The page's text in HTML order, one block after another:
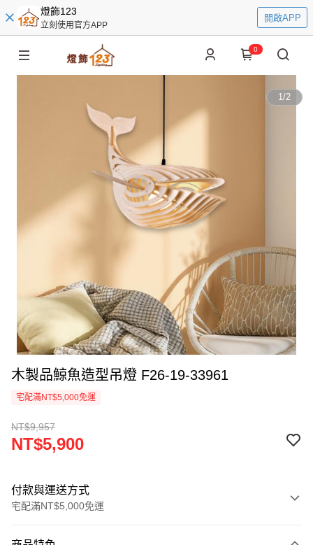
燈飾123
立刻使用官方APP
開啟APP
0
1/2
木製品鯨魚造型吊燈 F26-19-33961
宅配滿NT$5,000免運
NT$9,957
NT$5,900
付款與運送方式
宅配滿NT$5,000免運